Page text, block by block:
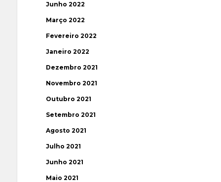
Junho 2022
Março 2022
Fevereiro 2022
Janeiro 2022
Dezembro 2021
Novembro 2021
Outubro 2021
Setembro 2021
Agosto 2021
Julho 2021
Junho 2021
Maio 2021